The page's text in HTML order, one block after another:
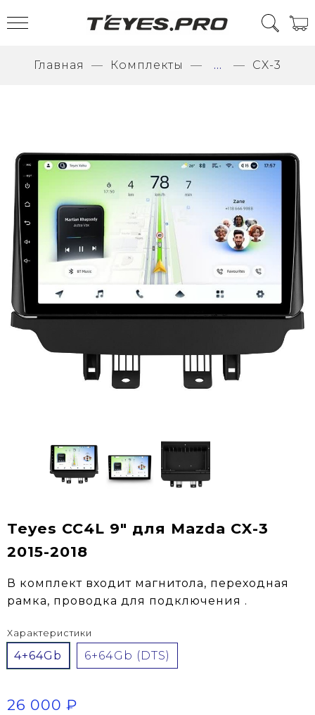
Главная Комплекты ... CX-3
Teyes CC4L 9" для Mazda CX-3
2015-2018
В комплект входит магнитола, переходная
рамка, проводка для подключения .
Характеристики
4+64Gb 6+64Gb (DTS)
26 000 ₽